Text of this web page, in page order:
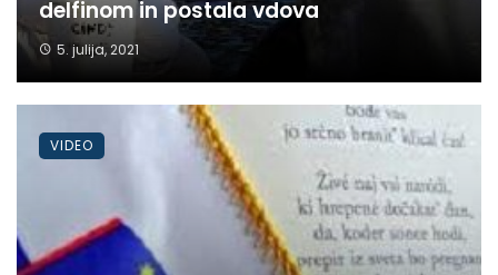
delfinom in postala vdova
5. julija, 2021
VIDEO